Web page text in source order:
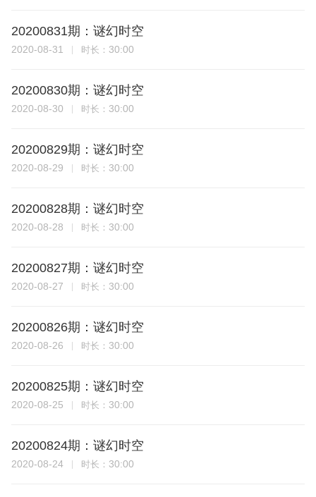
20200831期：谜幻时空
2020-08-31 时长： 30:00
20200830期：谜幻时空
2020-08-30 时长： 30:00
20200829期：谜幻时空
2020-08-29 时长： 30:00
20200828期：谜幻时空
2020-08-28 时长： 30:00
20200827期：谜幻时空
2020-08-27 时长： 30:00
20200826期：谜幻时空
2020-08-26 时长： 30:00
20200825期：谜幻时空
2020-08-25 时长： 30:00
20200824期：谜幻时空
2020-08-24 时长： 30:00